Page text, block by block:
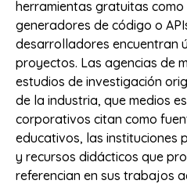
herramientas gratuitas
generadores de código o
desarrolladores encuentran
proyectos. Las agencias de
estudios de investigación
de la industria, que medios
corporativos citan como
educativos, las instituciones
y recursos didácticos que
referencian en sus trabajos